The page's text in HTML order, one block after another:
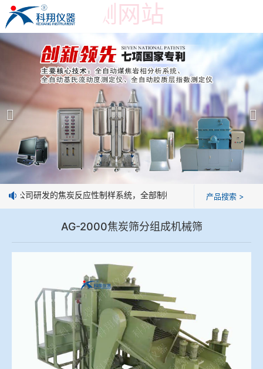
世界杯预测网站
世界杯预测网站
产品展示 ＞
焦炭高温性能检测系统
焦化行业检测及优化配煤设备
球团矿/烧结矿/块矿高温冶金性能检测系统
烧结/球团优化配矿研究设备
高炉配吹煤检测设备
冶金渣、保护渣等高温物性检测设备
冶金石灰活性度测定仪
矿石、焦炭物理检测及制样设备
公司简介
世界杯预测网站
企业业绩
技术交流
标准下载
世界杯预测网站
我公司研发的焦炭反应性制样系统，全部制样过程机械化操作，没有
产品搜索 >
AG-2000焦炭筛分组成机械筛